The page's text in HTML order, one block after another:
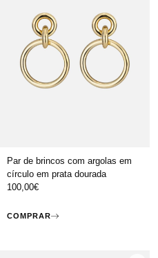
Par de brincos com argolas em
círculo em prata dourada
100,00€
COMPRAR